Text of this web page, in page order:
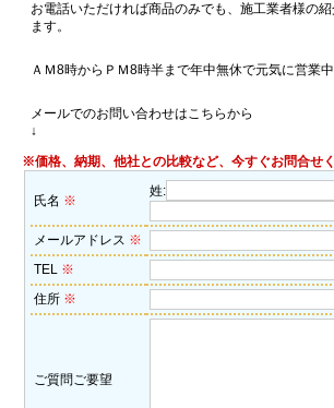
お電話いただければ商品のみでも、施工業者様の
ます。
ＡＭ8時からＰＭ8時半まで年中無休で元気に営業中
メールでのお問い合わせはこちらから
↓
※価格、納期、他社との比較など、今すぐお問合せ
氏名 ※
姓:
メールアドレス ※
TEL ※
住所 ※
ご質問ご要望